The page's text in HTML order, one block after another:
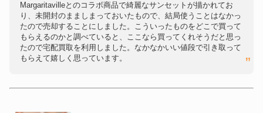
Margaritavilleとのコラボ商品で綺麗なサンセットが描かれてお
り、未開封のまましまっておいたもので、結局使うことはなかっ
たので売却することにしました。こういったものをどこで買って
もらえるのかと調べていると、ここなら買ってくれそうだと思っ
たので宅配買取を利用しました。なかなかいい値段で引き取って
もらえて嬉しく思っています。